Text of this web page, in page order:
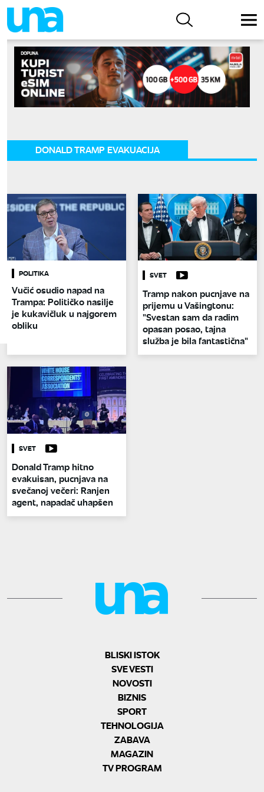
DONALD TRAMP EVAKUACIJA
POLITIKA
Vučić osudio napad na
Trampa: Političko nasilje
je kukavičluk u najgorem
obliku
SVET
Tramp nakon pucnjave na
prijemu u Vašingtonu:
"Svestan sam da radim
opasan posao, tajna
služba je bila fantastična"
SVET
Donald Tramp hitno
evakuisan, pucnjava na
svečanoj večeri: Ranjen
agent, napadač uhapšen
BLISKI ISTOK
SVE VESTI
NOVOSTI
BIZNIS
SPORT
TEHNOLOGIJA
ZABAVA
MAGAZIN
TV PROGRAM